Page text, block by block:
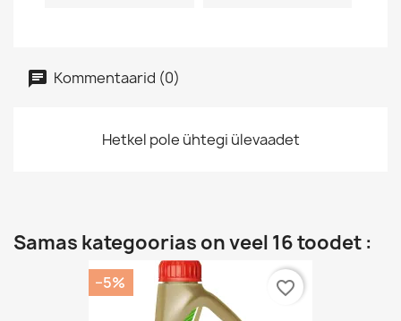
Kommentaarid (0)
Hetkel pole ühtegi ülevaadet
Samas kategoorias on veel 16 toodet :
−5% favorite_border